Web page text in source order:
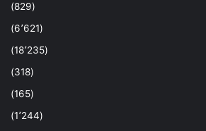
(829)
(6٬621)
(18٬235)
(318)
(165)
(1٬244)